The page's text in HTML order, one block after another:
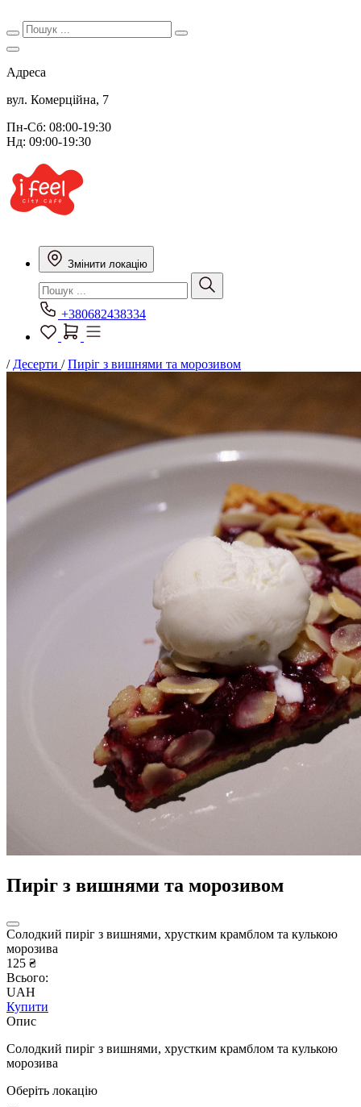
Адреса
вул. Комерційна, 7
Пн-Сб: 08:00-19:30
Нд: 09:00-19:30
Змінити локацію
+380682438334
/ Десерти /Пиріг з вишнями та морозивом
Пиріг з вишнями та морозивом
Солодкий пиріг з вишнями, хрустким крамблом та кулькою
морозива
125 ₴
Всього:
UAH
Купити
Опис
Солодкий пиріг з вишнями, хрустким крамблом та кулькою
морозива
Оберіть локацію